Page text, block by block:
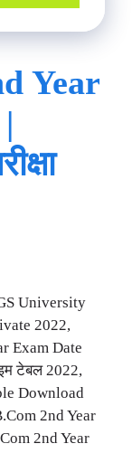
Year
University
2022,
Exam Date
टेबल 2022,
Download
2nd Year
2nd Year